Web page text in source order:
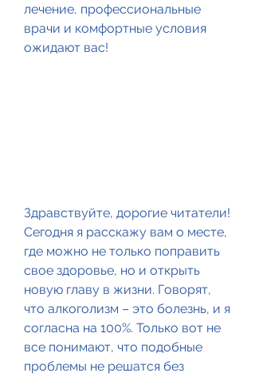
лечение, профессиональные
врачи и комфортные условия
ожидают вас!
Здравствуйте, дорогие читатели!
Сегодня я расскажу вам о месте,
где можно не только поправить
свое здоровье, но и открыть
новую главу в жизни. Говорят,
что алкоголизм – это болезнь, и я
согласна на 100%. Только вот не
все понимают, что подобные
проблемы не решатся без